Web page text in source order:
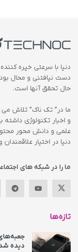
دنیا با سرعتی خیره
دست نیافتنی و محال بود
حال تحقق آنها است.
ما در” تک ناک” تلاش
و اخبار تکنولوژی
علمی و دانش محور
دنیا در اختیار
ما را در شبکه های
تازه‌ها
دیده